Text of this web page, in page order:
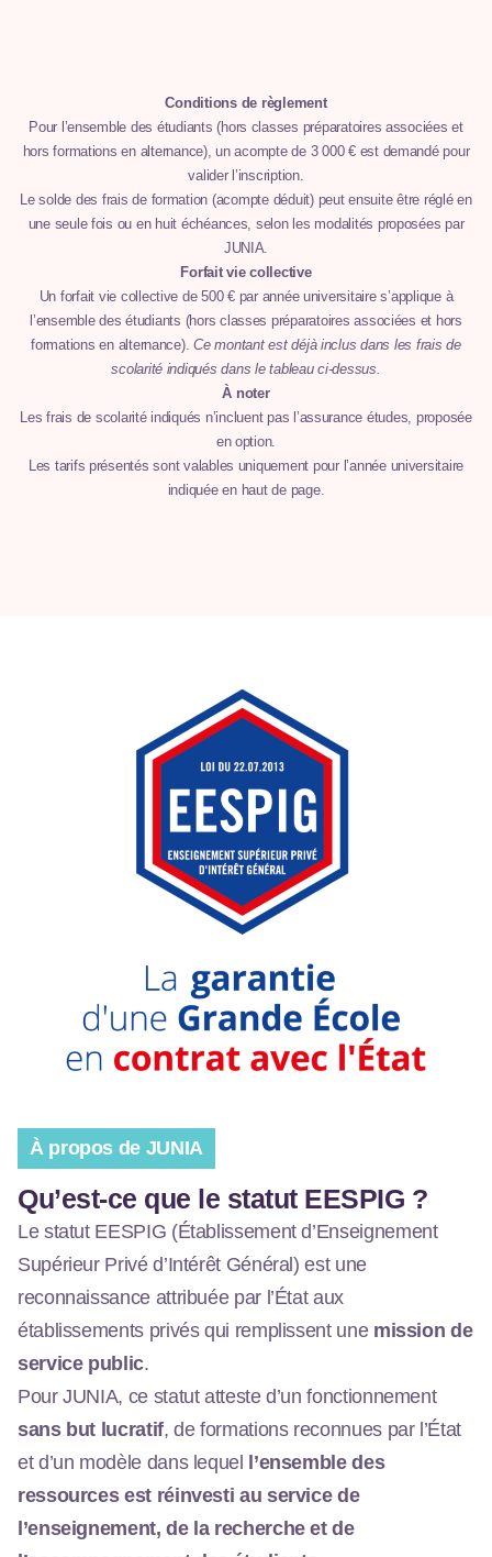
Conditions de règlement
Pour l’ensemble des étudiants (hors classes préparatoires associées et
hors formations en alternance), un acompte de 3 000 € est demandé pour
valider l’inscription.
Le solde des frais de formation (acompte déduit) peut ensuite être réglé en
une seule fois ou en huit échéances, selon les modalités proposées par
JUNIA.
Forfait vie collective
Un forfait vie collective de 500 € par année universitaire s’applique à
l’ensemble des étudiants (hors classes préparatoires associées et hors
formations en alternance).Ce montant est déjà inclus dans les frais de
scolarité indiqués dans le tableau ci-dessus.
À noter
Les frais de scolarité indiqués n’incluent pas l’assurance études, proposée
en option.
Les tarifs présentés sont valables uniquement pour l’année universitaire
indiquée en haut de page.
À propos de JUNIA
Qu’est-ce que le statut EESPIG ?
Le statut EESPIG (Établissement d’Enseignement
Supérieur Privé d’Intérêt Général) est une
reconnaissance attribuée par l’État aux
établissements privés qui remplissent une mission de
service public.
Pour JUNIA, ce statut atteste d’un fonctionnement
sans but lucratif, de formations reconnues par l’État
et d’un modèle dans lequel l’ensemble des
ressources est réinvesti au service de
l’enseignement, de la recherche et de